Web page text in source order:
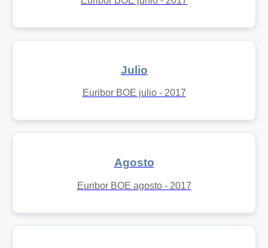
Julio
Euribor BOE julio - 2017
Agosto
Euribor BOE agosto - 2017